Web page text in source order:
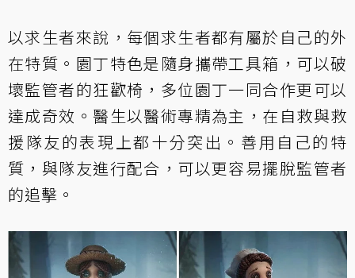
以求生者來說，每個求生者都有屬於自己的外
在特質。園丁特色是隨身攜帶工具箱，可以破
壞監管者的狂歡椅，多位園丁一同合作更可以
達成奇效。醫生以醫術專精為主，在自救與救
援隊友的表現上都十分突出。善用自己的特
質，與隊友進行配合，可以更容易擺脫監管者
的追擊。